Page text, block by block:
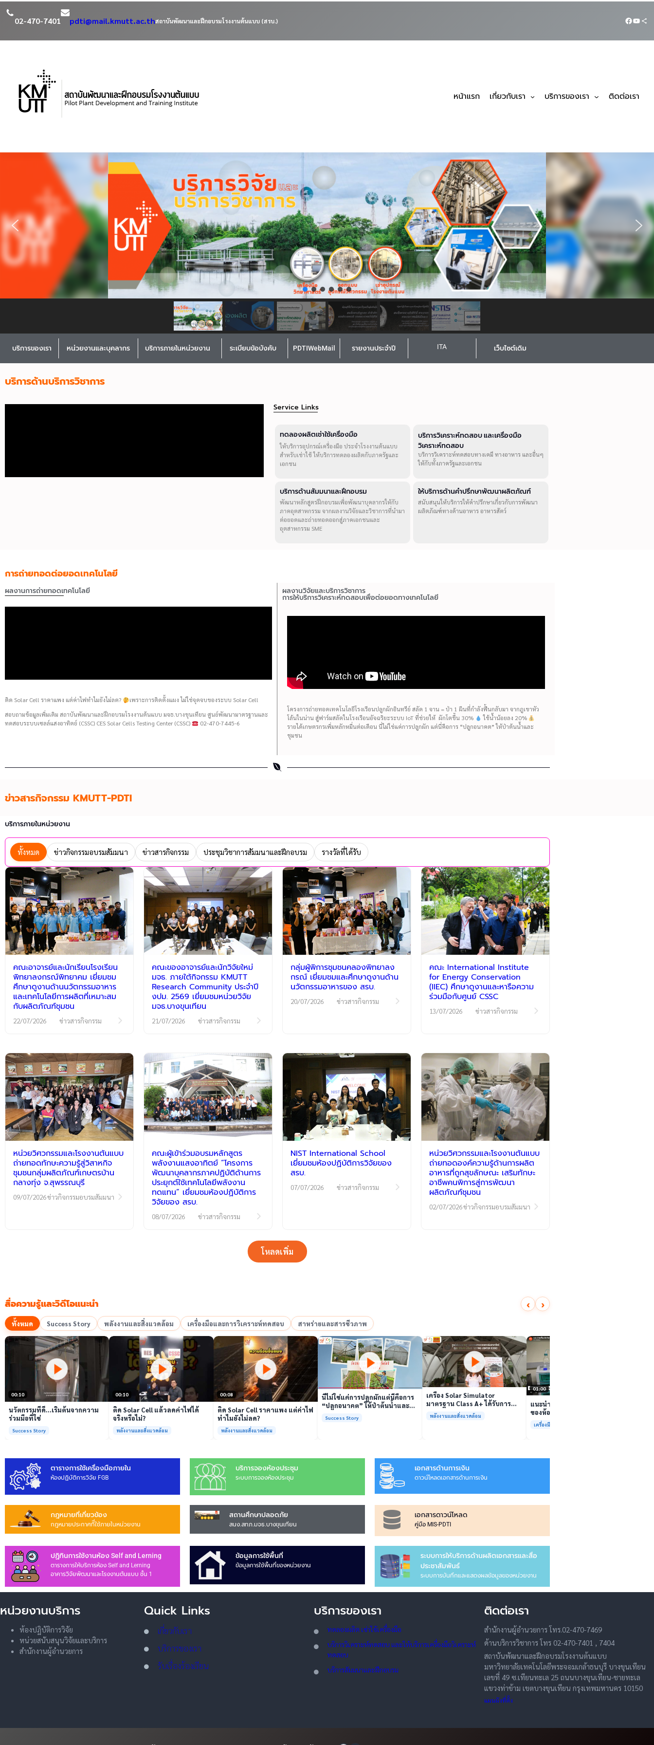
02-470-7401 pdti@mail.kmutt.ac.thสถาบันพัฒนาและฝึกอบรมโรงงานต้นแบบ (สรบ.)
หน้าแรก เกี่ยวกับเรา บริการของเรา ติดต่อเรา
บริการของเรา หน่วยงานและบุคลากร บริการภายในหน่วยงาน ระเบียบข้อบังคับ PDTIWebMail รายงานประจำปี ITA เว็บไซต์เดิม
บริการด้านบริการวิชาการ
Service Links
ทดลองผลิตเช่าใช้เครื่องมือ
ให้บริการอุปกรณ์เครื่องมือ ประจำโรงงานต้นแบบ
สำหรับเช่าใช้ ให้บริการทดลองผลิตกับภาครัฐและ
เอกชน
บริการวิเคราะห์ทดสอบ และเครื่องมือ
วิเคราะห์ทดสอบ
บริการวิเคราะห์ทดสอบทางเคมี ทางอาหาร และอื่นๆ
ให้กับทั้งภาครัฐและเอกชน
บริการด้านสัมมนาและฝึกอบรม
พัฒนาหลักสูตรฝึกอบรมเพื่อพัฒนาบุคลากรให้กับ
ภาคอุตสาหกรรม จากผลงานวิจัยและวิชาการที่นำมา
ต่อยอดและถ่ายทอดออกสู่ภาคเอกชนและ
อุตสาหกรรม SME
ให้บริการด้านคำปรึกษาพัฒนาผลิตภัณฑ์
สนับสนุนให้บริการให้คำปรึกษาเกี่ยวกับการพัฒนา
ผลิตภัณฑ์ทางด้านอาหาร อาหารสัตว์
การถ่ายทอดต่อยอดเทคโนโลยี
ผลงานการถ่ายทอดเทคโนโลยี
ติด Solar Cell ราคาแพง แต่ค่าไฟทำไมยังไม่ลด?
เพราะการติดตั้งแผง ไม่ใช่จุดจบของระบบ Solar Cell
สอบถามข้อมูลเพิ่มเติม สถาบันพัฒนาและฝึกอบรมโรงงานต้นแบบ มจธ.บางขุนเทียน ศูนย์พัฒนามาตรฐานและ
ทดสอบระบบเซลล์แสงอาทิตย์ (CSSC) CES Solar Cells Testing Center (CSSC)
02-470-7445-6
ผลงานวิจัยและบริการวิชาการ
การให้บริการวิเคราะห์ทดสอบเพื่อต่อยอดทางเทคโนโลยี
โครงการถ่ายทอดเทคโนโลยีโรงเรือนปลูกผักอินทรีย์ สลัด 1 จาน = ป่า 1 ผืนที่กำลังฟื้นกลับมา จากภูเขาหัว
โล้นในน่าน สู่ฟาร์มสลัดในโรงเรือนอัจฉริยะระบบ IoT ที่ช่วยให้ ผักโตขึ้น 30%
ใช้น้ำน้อยลง 20%
รายได้เกษตรกรเพิ่มหลักหมื่นต่อเดือน นี่ไม่ใช่แค่การปลูกผัก แต่นี่คือการ “ปลูกอนาคต” ให้ป่าต้นน้ำและ
ชุมชน
ข่าวสารกิจกรรม KMUTT-PDTI
บริการภายในหน่วยงาน
ทั้งหมด ข่าวกิจกรรมอบรมสัมมนา ข่าวสารกิจกรรม ประชุมวิชาการสัมมนาและฝึกอบรม รางวัลที่ได้รับ
คณะอาจารย์และนักเรียนโรงเรียน
พิทยาลงกรณ์พิทยาคม เยี่ยมชม
ศึกษาดูงานด้านนวัตกรรมอาหาร
และเทคโนโลยีการผลิตที่เหมาะสม
กับผลิตภัณฑ์ชุมชน
22/07/2026 ข่าวสารกิจกรรม
คณะของอาจารย์และนักวิจัยใหม่
มจธ. ภายใต้กิจกรรม KMUTT
Research Community ประจำปี
งปม. 2569 เยี่ยมชมหน่วยวิจัย
มจธ.บางขุนเทียน
21/07/2026 ข่าวสารกิจกรรม
กลุ่มผู้พิการชุมชนคลองพิทยาลง
กรณ์ เยี่ยมชมและศึกษาดูงานด้าน
นวัตกรรมอาหารของ สรบ.
20/07/2026 ข่าวสารกิจกรรม
คณะ International Institute
for Energy Conservation
(IIEC) ศึกษาดูงานและหารือความ
ร่วมมือกับศูนย์ CSSC
13/07/2026 ข่าวสารกิจกรรม
หน่วยวิศวกรรมและโรงงานต้นแบบ
ถ่ายทอดทักษะความรู้สู่วิสาหกิจ
ชุมชนกลุ่มผลิตภัณฑ์เกษตรบ้าน
กลางทุ่ง จ.สุพรรณบุรี
09/07/2026ข่าวกิจกรรมอบรมสัมมนา
คณะผู้เข้าร่วมอบรมหลักสูตร
พลังงานแสงอาทิตย์ “โครงการ
พัฒนาบุคลากรภาคปฏิบัติด้านการ
ประยุกต์ใช้เทคโนโลยีพลังงาน
ทดแทน” เยี่ยมชมห้องปฏิบัติการ
วิจัยของ สรบ.
08/07/2026 ข่าวสารกิจกรรม
NIST International School
เยี่ยมชมห้องปฏิบัติการวิจัยของ
สรบ.
07/07/2026 ข่าวสารกิจกรรม
หน่วยวิศวกรรมและโรงงานต้นแบบ
ถ่ายทอดองค์ความรู้ด้านการผลิต
อาหารที่ถูกสุขลักษณะ เสริมทักษะ
อาชีพคนพิการสู่การพัฒนา
ผลิตภัณฑ์ชุมชน
02/07/2026ข่าวกิจกรรมอบรมสัมมนา
โหลดเพิ่ม
สื่อความรู้และวิดีโอแนะนำ ‹ ›
ทั้งหมด Success Story พลังงานและสิ่งแวดล้อม เครื่องมือและการวิเคราะห์ทดสอบ สาหร่ายและสารชีวภาพ
เล่นวิดีโอ
00:10
นวัตกรรมที่ดี…เริ่มต้นจากความ
ร่วมมือที่ใช่
Success Story
เล่นวิดีโอ
00:10
ติด Solar Cell แล้วลดค่าไฟได้
จริงหรือไม่?
พลังงานและสิ่งแวดล้อม
เล่นวิดีโอ
00:08
ติด Solar Cell ราคาแพง แต่ค่าไฟ
ทำไมยังไม่ลด?
พลังงานและสิ่งแวดล้อม
เล่นวิดีโอ
นี่ไม่ใช่แค่การปลูกผักแต่นี่คือการ
“ปลูกอนาคต” ให้ป่าต้นน้ำและ
Success Story
เล่นวิดีโอ
เครื่อง Solar Simulator
มาตรฐาน Class A+ ได้รับการ
รับรองมาตรฐาน ISO/IEC17025
พร้อมให้บริการแล้ว
พลังงานและสิ่งแวดล้อม
01:00
แนะนำเครื่องมือวิเคราะห์ทดสอบ
ของห้องปฏิบัติการกลางเพื่อการ
วิเคราะห์กระบวนการและสิ่ง
แวดล้อม สรบ.มจธ.
เครื่องมือและการวิเคราะห์ทดสอบ
ตารางการใช้เครื่องมือภายใน
ห้องปฏิบัติการวิจัย FGB
บริการจองห้องประชุม
ระบบการจองห้องประชุม
เอกสารด้านการเงิน
ดาวน์โหลดเอกสารด้านการเงิน
กฎหมายที่เกี่ยวข้อง
กฎหมายประกาศทีี่ใช้ภายในหน่วยงาน
สถานศึกษาปลอดภัย
สนง.สทภ.มจธ.บางขุนเทียน
เอกสารดาวน์โหลด
คู่มือ MIS-PDTI
ปฏิทินการใช้งานห้อง Self and Lerning
ตารางการให้บริการห้อง Self and Lerning
อาคารวิจัยพัฒนาและโรงงานต้นแบบ ชั้น 1
ข้อมูลการใช้พื้นที่
ข้อมูลการใช้พื้นที่ของหน่วยงาน
ระบบการให้บริการด้านผลิตเอกสารและสื่อ
ประชาสัมพันธ์
ระบบการบันทึกและแสดงผลข้อมูลของหน่วยงาน
หน่วยงานบริการ
ห้องปฏิบัติการวิจัย
หน่วยสนับสนุนวิจัยและบริการ
สำนักงานผู้อำนวยการ
Quick Links
เกี่ยวกับเรา
บริการของเรา
รับเรื่องร้องเรียน
บริการของเรา
ทดลองผลิต เช่าใช้เครื่องมือ
บริการวิเคราะห์ทดสอบ และให้บริการเครื่องมือวิเคราะห์
ทดสอบ
บริการสัมมนาและฝึกอบรม
ติดต่อเรา
สำนักงานผู้อำนวยการ โทร.02-470-7469
ด้านบริการวิชาการ โทร 02-470-7401 , 7404
สถาบันพัฒนาและฝึกอบรมโรงงานต้นแบบ
มหาวิทยาลัยเทคโนโลยีพระจอมเกล้าธนบุรี บางขุนเทียน
เลขที่ 49 ซ.เทียนทะเล 25 ถนนบางขุนเทียน-ชายทะเล
แขวงท่าข้าม เขตบางขุนเทียน กรุงเทพมหานคร 10150
แผนผังที่ตั้ง